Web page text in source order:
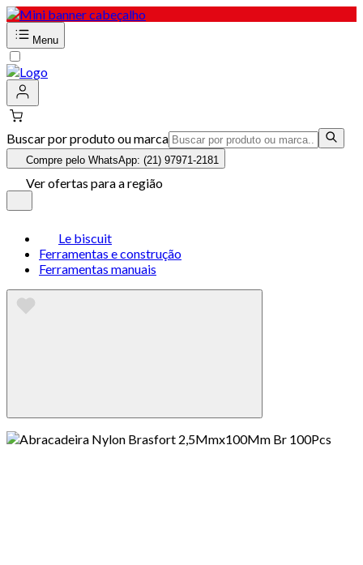
Menu
Buscar por produto ou marca
Compre pelo WhatsApp: (21) 97971-2181
Ver ofertas para a região
Le biscuit
Ferramentas e construção
Ferramentas manuais